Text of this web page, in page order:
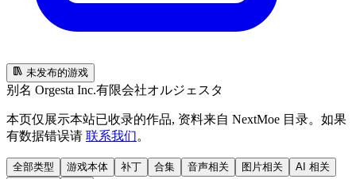
未发布的游戏
别名 Orgesta Inc.有限会社オルジェスタ
本页仅展示本站已收录的作品, 资料来自 NextMoe 目录。如果
有数据错误请 联系我们。
全部类型 游戏本体 补丁 合集 音声相关 图片相关
AI 相关